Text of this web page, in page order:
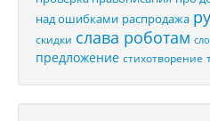
над ошибками распродажа
скидки слава роботам
предложение стихотворение